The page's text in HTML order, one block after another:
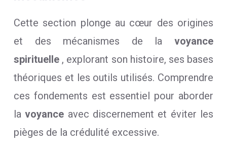
Cette section plonge au cœur des origines
et des mécanismes de la voyance
spirituelle , explorant son histoire, ses bases
théoriques et les outils utilisés. Comprendre
ces fondements est essentiel pour aborder
lavoyance avec discernement et éviter les
pièges de la crédulité excessive.